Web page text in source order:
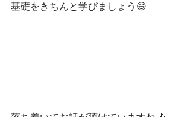
基礎をきちんと学びましょう😄